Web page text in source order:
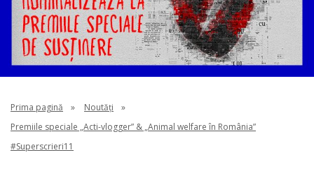
Prima pagină » Noutăți
»
Premiile speciale „Acti-vlogger” & „Animal welfare în România”
#Superscrieri11